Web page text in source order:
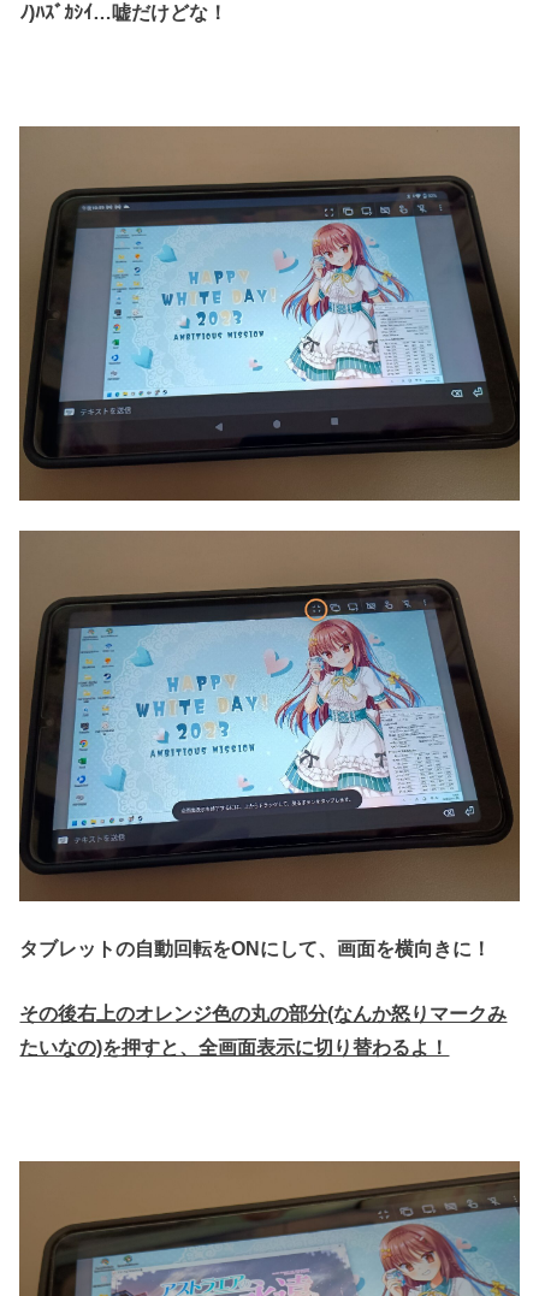
ﾉ)ﾊｽﾞｶｼｲ…嘘だけどな！
タブレットの自動回転をONにして、画面を横向きに！
その後右上のオレンジ色の丸の部分(なんか怒りマークみ
たいなの)を押すと、全画面表示に切り替わるよ！